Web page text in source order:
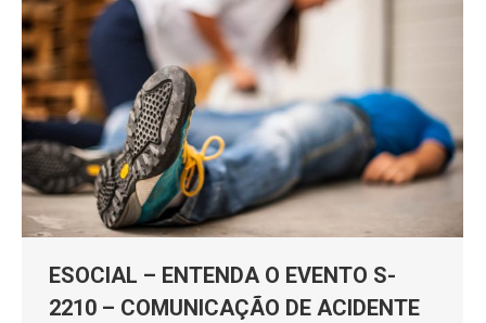
ESOCIAL – ENTENDA O EVENTO S-
2210 – COMUNICAÇÃO DE ACIDENTE